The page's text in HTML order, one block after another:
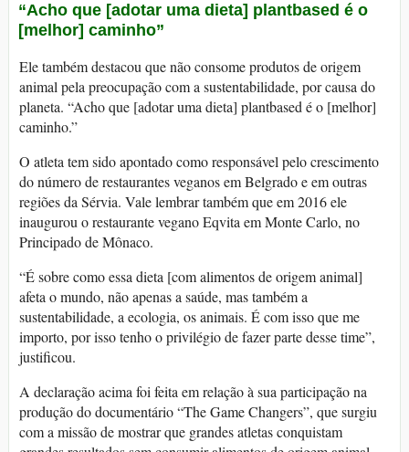
“Acho que [adotar uma dieta] plantbased é o
[melhor] caminho”
Ele também destacou que não consome produtos de origem
animal pela preocupação com a sustentabilidade, por causa do
planeta. “Acho que [adotar uma dieta] plantbased é o [melhor]
caminho.”
O atleta tem sido apontado como responsável pelo crescimento
do número de restaurantes veganos em Belgrado e em outras
regiões da Sérvia. Vale lembrar também que em 2016 ele
inaugurou o restaurante vegano Eqvita em Monte Carlo, no
Principado de Mônaco.
“É sobre como essa dieta [com alimentos de origem animal]
afeta o mundo, não apenas a saúde, mas também a
sustentabilidade, a ecologia, os animais. É com isso que me
importo, por isso tenho o privilégio de fazer parte desse time”,
justificou.
A declaração acima foi feita em relação à sua participação na
produção do documentário “The Game Changers”, que surgiu
com a missão de mostrar que grandes atletas conquistam